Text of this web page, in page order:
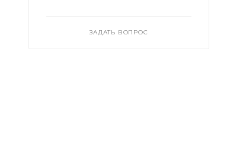
ЗАДАТЬ ВОПРОС